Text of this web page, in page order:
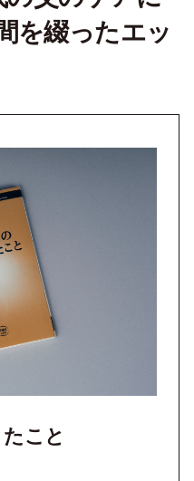
を綴ったエッ
こと